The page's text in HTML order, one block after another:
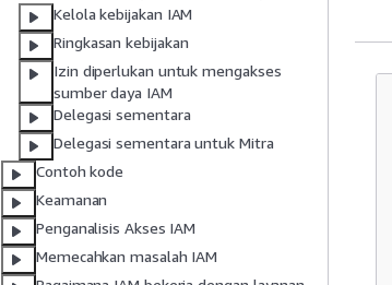
Kelola kebijakan IAM
Ringkasan kebijakan
Izin diperlukan untuk mengakses
sumber daya IAM
Delegasi sementara
Delegasi sementara untuk Mitra
Contoh kode
Keamanan
Penganalisis Akses IAM
Memecahkan masalah IAM